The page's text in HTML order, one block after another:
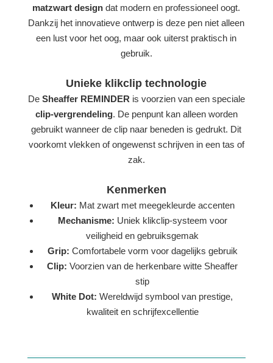
matzwart design dat modern en professioneel oogt.
Dankzij het innovatieve ontwerp is deze pen niet alleen
een lust voor het oog, maar ook uiterst praktisch in
gebruik.
Unieke klikclip technologie
De Sheaffer REMINDER is voorzien van een speciale
clip-vergrendeling. De penpunt kan alleen worden
gebruikt wanneer de clip naar beneden is gedrukt. Dit
voorkomt vlekken of ongewenst schrijven in een tas of
zak.
Kenmerken
Kleur: Mat zwart met meegekleurde accenten
Mechanisme: Uniek klikclip-systeem voor
veiligheid en gebruiksgemak
Grip: Comfortabele vorm voor dagelijks gebruik
Clip: Voorzien van de herkenbare witte Sheaffer
stip
White Dot: Wereldwijd symbool van prestige,
kwaliteit en schrijfexcellentie